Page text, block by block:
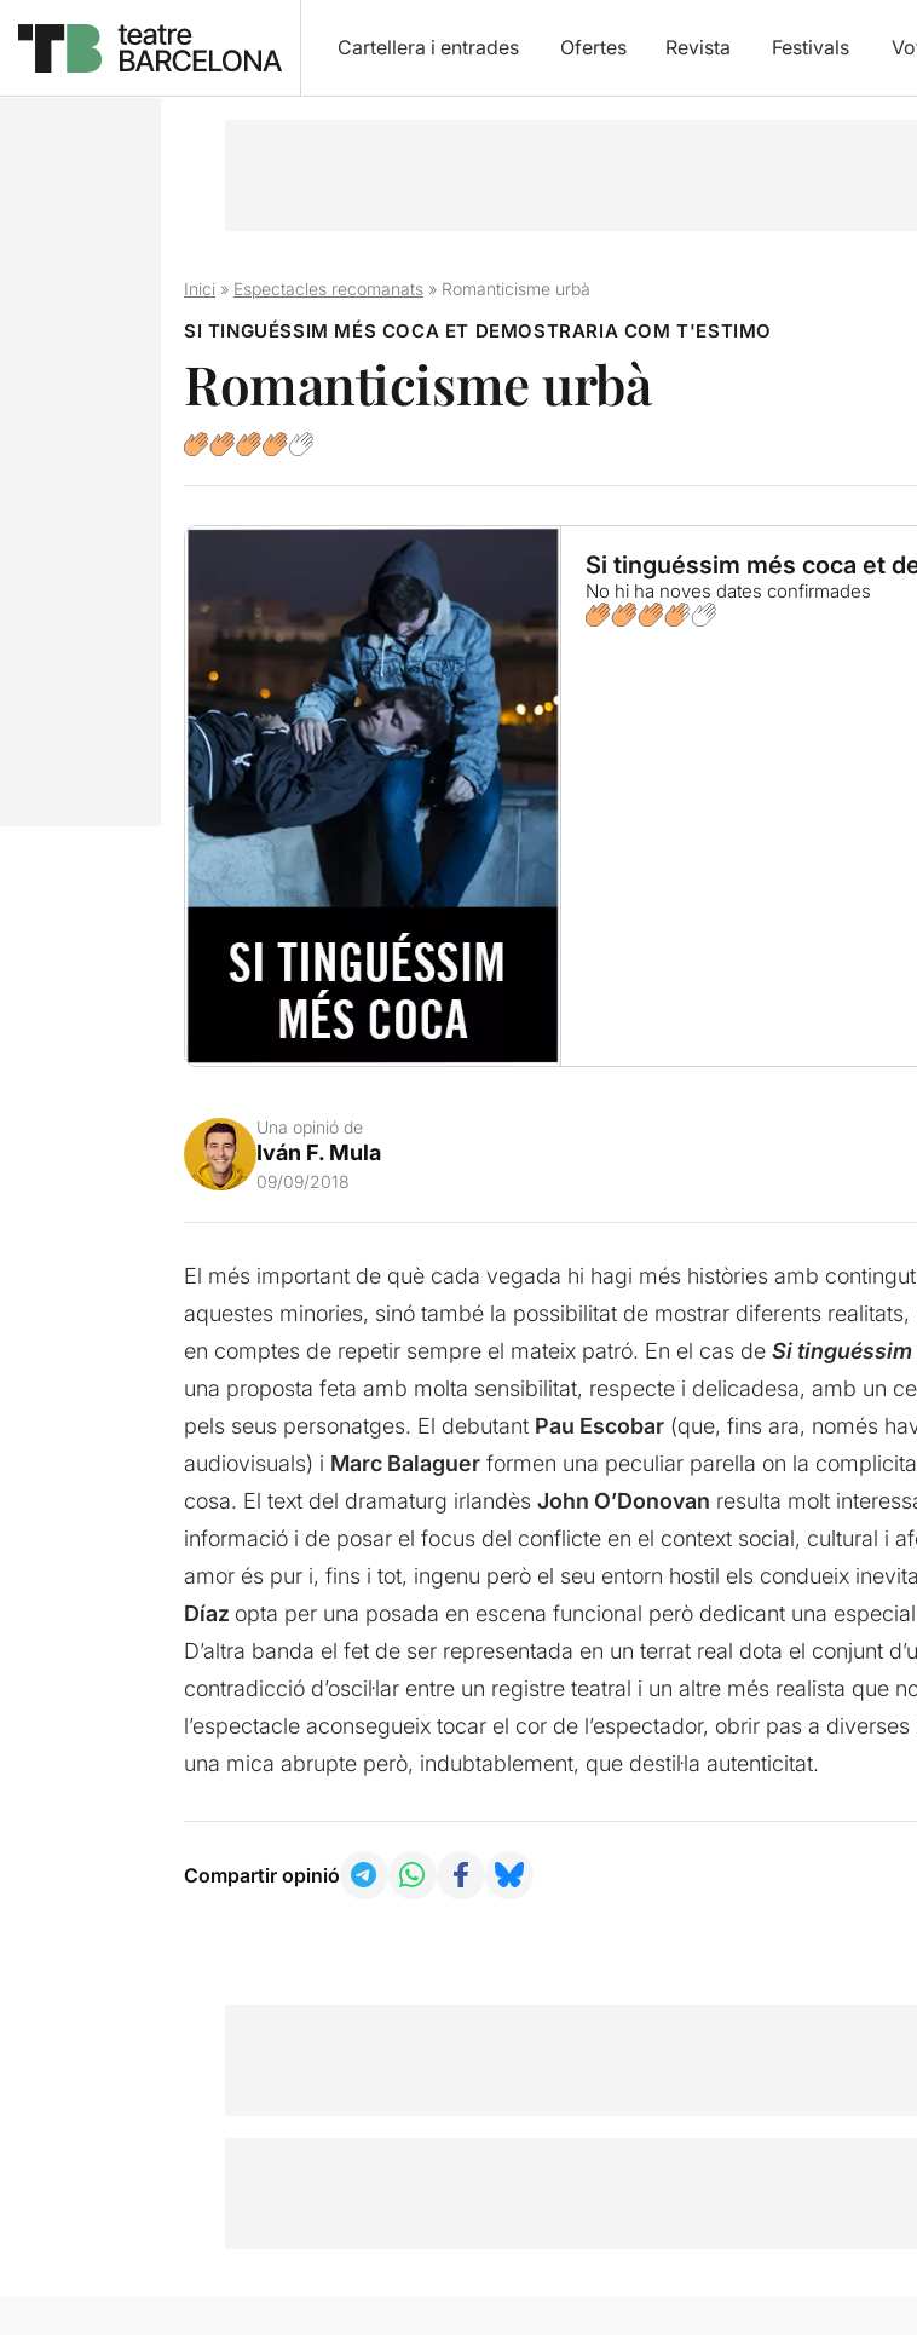
Cartellera i entrades Ofertes Revista Festivals
Inici» Espectacles recomanats» Romanticisme urbà
SI TINGUÉSSIM MÉS COCA ET DEMOSTRARIA COM T'ESTIMO
Romanticisme urbà
Si tinguéssim més coca et
No hi ha noves dates confirmades
Una opinió de
Iván F. Mula
09/09/2018
El més important de què cada vegada hi hagi més històries amb
aquestes minories, sinó també la possibilitat de mostrar diferents
en comptes de repetir sempre el mateix patró. En el cas de Si tinguéssim
una proposta feta amb molta sensibilitat, respecte i delicadesa, amb un
pels seus personatges. El debutant Pau Escobar(que, fins ara, només
audiovisuals) i Marc Balaguerformen una peculiar parella on la
cosa. El text del dramaturg irlandès John O’Donovan resulta molt
informació i de posar el focus del conflicte en el context social, cultural i
amor és pur i, fins i tot, ingenu però el seu entorn hostil els condueix
Díaz opta per una posada en escena funcional però dedicant una
D’altra banda el fet de ser representada en un terrat real dota el conjunt
contradicció d’oscil·lar entre un registre teatral i un altre més realista que
l’espectacle aconsegueix tocar el cor de l’espectador, obrir pas a
una mica abrupte però, indubtablement, que destil·la autenticitat.
Compartir opinió